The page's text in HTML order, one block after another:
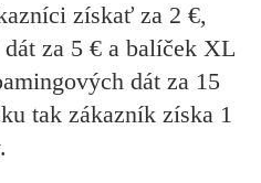
získať za 2 €,
za 5 € a balíček XL
dát za 15
tak zákazník získa 1